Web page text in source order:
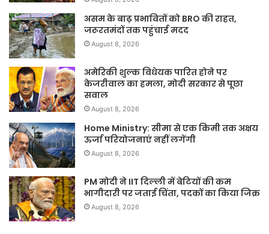
असम के बाढ़ प्रभावितों को BRO की राहत,
जरूरतमंदों तक पहुंचाई मदद
August 8, 2026
अमेरिकी शुल्क विधेयक पारित होने पर
केजरीवाल का हमला, मोदी सरकार से पूछा
सवाल
August 8, 2026
Home Ministry: सीमा से एक किमी तक अक्षय
ऊर्जा परियोजनाएं नहीं लगेंगी
August 8, 2026
PM मोदी ने IIT दिल्ली में बेटियों की कम
भागीदारी पर जताई चिंता, पदकों का किया जिक्र
August 8, 2026